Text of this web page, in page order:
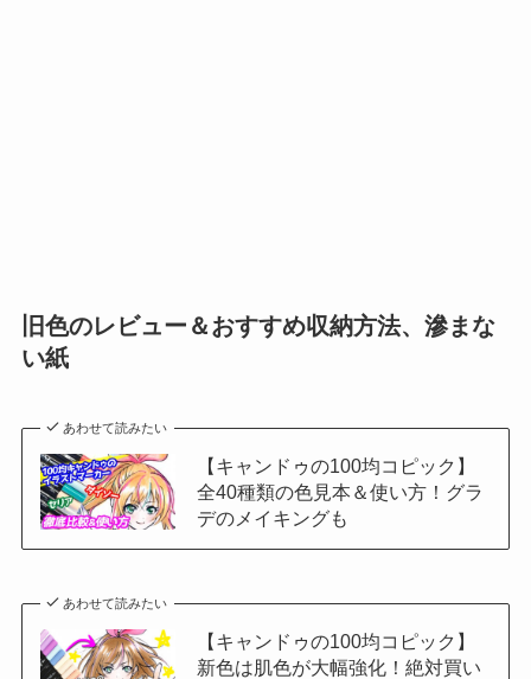
旧色のレビュー＆おすすめ収納方法、滲まな
い紙
あわせて読みたい
【キャンドゥの100均コピック】
全40種類の色見本＆使い方！グラ
デのメイキングも
あわせて読みたい
【キャンドゥの100均コピック】
新色は肌色が大幅強化！絶対買い